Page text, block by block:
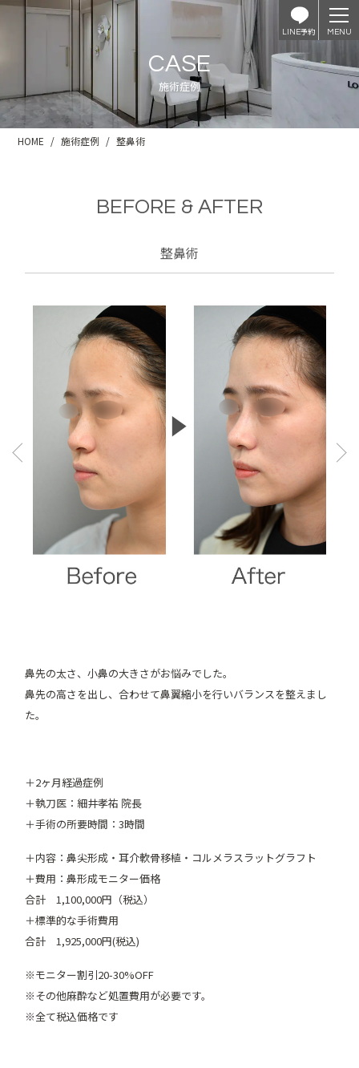
LINE予約
CASE
施術症例
HOME 施術症例 整鼻術
BEFORE & AFTER
整鼻術
Pre
vio
Ne
xt
鼻先の太さ、小鼻の大きさがお悩みでした。
鼻先の高さを出し、合わせて鼻翼縮小を行いバランスを整えまし
た。
＋2ヶ月経過症例
＋執刀医：細井孝祐 院長
＋手術の所要時間：3時間
＋内容：鼻尖形成・耳介軟骨移植・コルメラスラットグラフト
＋費用：鼻形成モニター価格
合計 1,100,000円（税込）
＋標準的な手術費用
合計 1,925,000円(税込)
※モニター割引20-30%OFF
※その他麻酔など処置費用が必要です。
※全て税込価格です